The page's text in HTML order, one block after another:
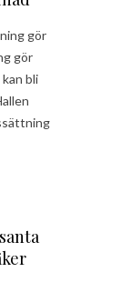
gör
gör
bli